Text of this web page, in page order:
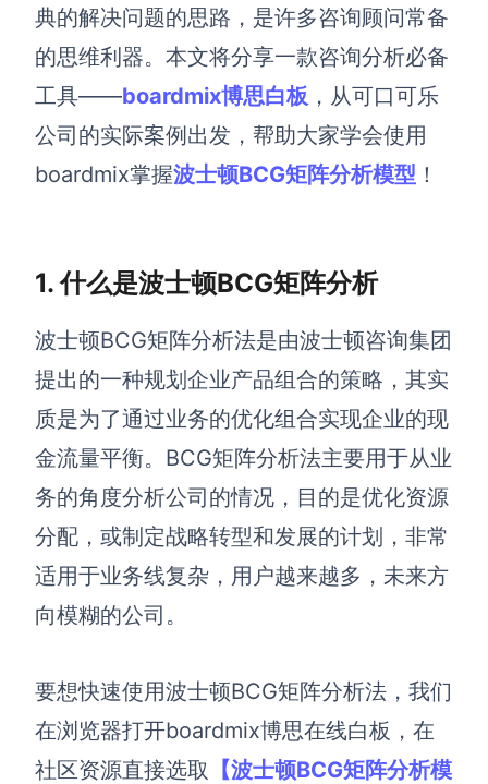
博思AIPPT
AI生成PPT，支持在线编辑
资源与下载
向团队介绍
客户端、插件
解决方案
高效协作
在线白板
涂鸦画板
敏捷实践
在线绘图
路线图
典的解决问题的思路 ， 是许多咨询顾问常备
的思维利器。本文将分享一款咨询分析必备
工具——boardmix博思白板 ，从可口可乐
公司的实际案例出发， 帮助大家学会使用
boardmix掌握波士顿BCG矩阵分析模型 ！
1. 什么是波士顿BCG矩阵分析
波士顿BCG矩阵分析法是由波士顿咨询集团
提出的一种规划企业产品组合的策略，其实
质是为了通过业务的优化组合实现企业的现
金流量平衡。BCG矩阵分析法主要用于从业
务的角度分析公司的情况，目的是优化资源
分配，或制定战略转型和发展的计划，非常
适用于业务线复杂，用户越来越多，未来方
向模糊的公司。
要想快速使用波士顿BCG矩阵分析法，我们
在浏览器打开boardmix博思在线白板， 在
社区资源直接选取 【波士顿BCG矩阵分析模